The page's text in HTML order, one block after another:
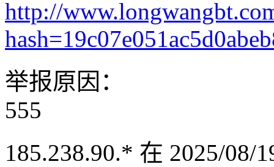
http://
举报原因：
555
185.238.90.* 在 2025/08/